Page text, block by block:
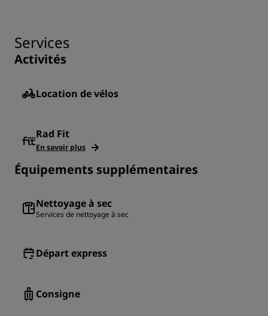
Services
Activités
Location de vélos
Rad Fit
En savoir plus
Équipements supplémentaires
Nettoyage à sec
Services de nettoyage à sec
Départ express
Consigne